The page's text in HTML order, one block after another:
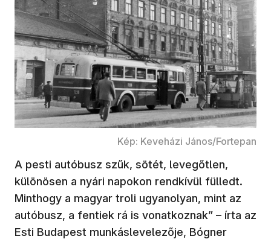
Kép: Keveházi János/Fortepan
A pesti autóbusz szűk, sötét, levegőtlen,
különösen a nyári napokon rendkívül fülledt.
Minthogy a magyar troli ugyanolyan, mint az
autóbusz, a fentiek rá is vonatkoznak” – írta az
Esti Budapest munkáslevelezője, Bógner